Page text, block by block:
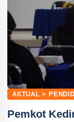
AKTUAL >
Pemkot